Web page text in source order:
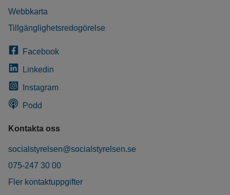
Webbkarta
Tillgänglighetsredogörelse
Facebook
Linkedin
Instagram
Podd
Kontakta oss
socialstyrelsen@socialstyrelsen.se
075-247 30 00
Fler kontaktuppgifter